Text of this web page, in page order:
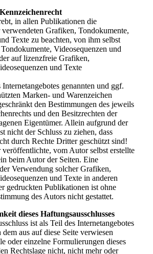
in allen Publikationen die
Grafiken, Tondokumente,
Texte zu beachten, von ihm selbst
Videosequenzen und
auf lizenzfreie Grafiken,
und Texte
genannten und ggf.
Marken- und Warenzeichen
den Bestimmungen des jeweils
und den Besitzrechten der
Eigentümer. Allein aufgrund der
nicht der Schluss zu ziehen, dass
durch Rechte Dritter geschützt sind!
vom Autor selbst erstellte
beim Autor der Seiten. Eine
Verwendung solcher Grafiken,
und Texte in anderen
gedruckten Publikationen ist ohne
des Autors nicht gestattet.
dieses Haftungsausschlusses
ist als Teil des Internetangebotes
aus auf diese Seite verwiesen
oder einzelne Formulierungen dieses
Rechtslage nicht, nicht mehr oder